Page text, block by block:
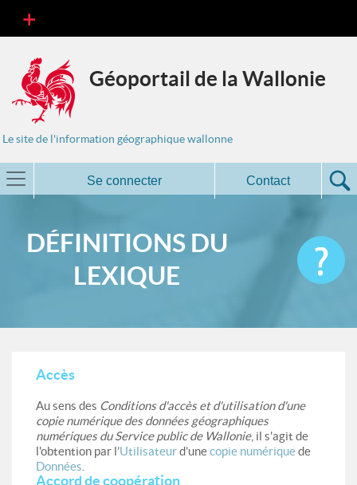
Géoportail de la Wallonie
Le site de l'information géographique wallonne
Se connecter Contact
DÉFINITIONS DU
LEXIQUE
Accès
Au sens des Conditions d'accès et d'utilisation d'une
copie numérique des données géographiques
numériques du Service public de Wallonie, il s'agit de
l'obtention par l’Utilisateurd’unecopie numériquede
Données
Accord de coopération